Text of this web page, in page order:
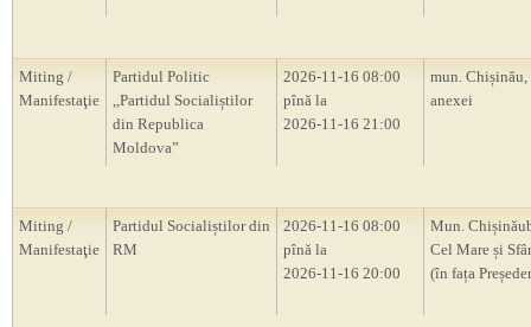
Miting /
Manifestaţie
Partidul Politic
,,Partidul Socialiștilor
din Republica
Moldova”
2026-11-16 08:00
pînă la
2026-11-16 21:00
mun.
anexei
Miting /
Manifestaţie
Partidul Socialiștilor din
RM
2026-11-16 08:00
pînă la
2026-11-16 20:00
Mun.
Cel Mare și
(în fața